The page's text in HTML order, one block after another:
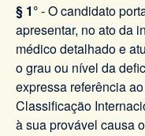
§ 1°- O candidato
apresentar, no ato da
médico detalhado e
o grau ou nível da
expressa referência
Classificação
à sua provável causa